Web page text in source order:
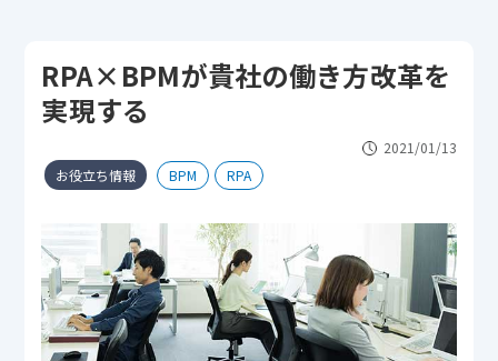
RPA×BPMが貴社の働き方改革を
実現する
2021/01/13
お役立ち情報
BPM RPA